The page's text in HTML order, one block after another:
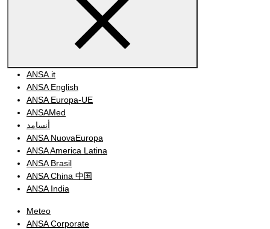
ANSA.it
ANSA English
ANSA Europa-UE
ANSAMed
أنسامد
ANSA NuovaEuropa
ANSA America Latina
ANSA Brasil
ANSA China 中国
ANSA India
Meteo
ANSA Corporate